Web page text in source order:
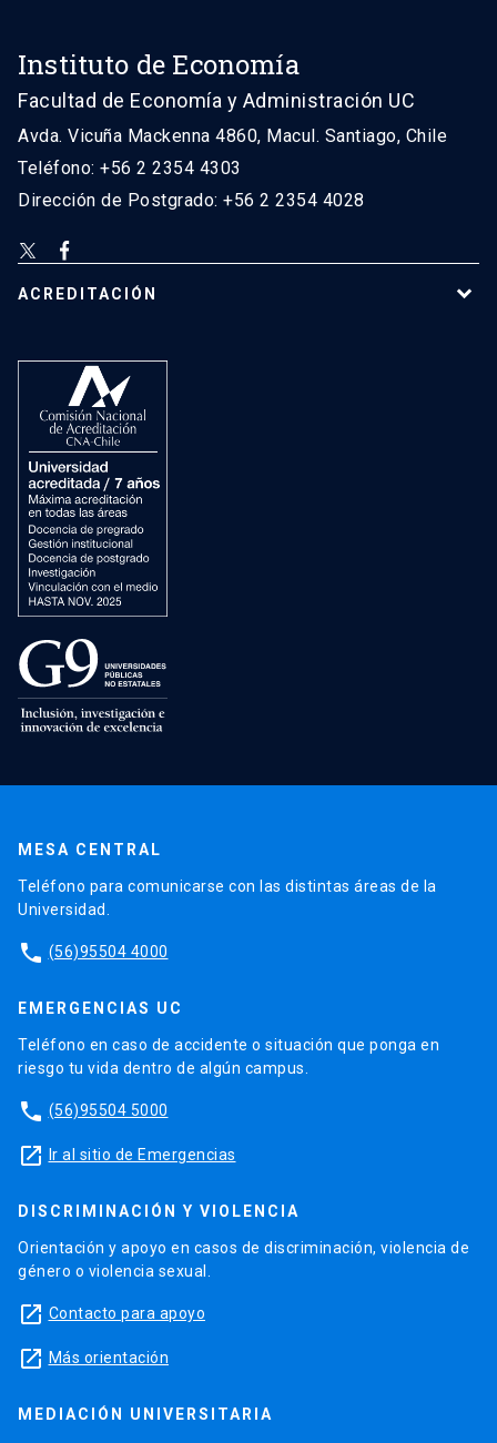
Instituto de Economía
Facultad de Economía y Administración UC
Avda. Vicuña Mackenna 4860, Macul. Santiago, Chile
Teléfono: +56 2 2354 4303
Dirección de Postgrado: +56 2 2354 4028
ACREDITACIÓN
MESA CENTRAL
Teléfono para comunicarse con las distintas áreas de la
Universidad.
phone (56)95504 4000
EMERGENCIAS UC
Teléfono en caso de accidente o situación que ponga en
riesgo tu vida dentro de algún campus.
phone (56)95504 5000
launch Ir al sitio de Emergencias
DISCRIMINACIÓN Y VIOLENCIA
Orientación y apoyo en casos de discriminación, violencia de
género o violencia sexual.
launch Contacto para apoyo
launch Más orientación
MEDIACIÓN UNIVERSITARIA